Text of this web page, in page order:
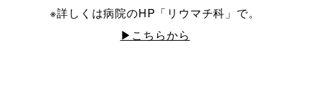
※詳しくは病院のHP「リウマチ科」で。
▶︎こちらから